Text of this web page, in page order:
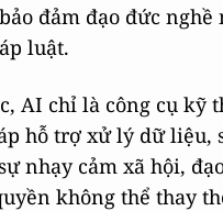
đảm đạo đức
luật.
AI chỉ là công cụ kỹ
hỗ trợ xử lý dữ liệu,
nhạy cảm xã hội,
không thể thay